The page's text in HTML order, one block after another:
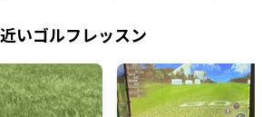
いゴルフレッスン